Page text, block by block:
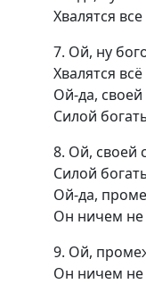
Хвалятся
7. Ой, ну
Хвалятся
Ой-да,
Силой
8. Ой, своей
Силой
Ой-да,
Он ничем не
9. Ой,
Он ничем не